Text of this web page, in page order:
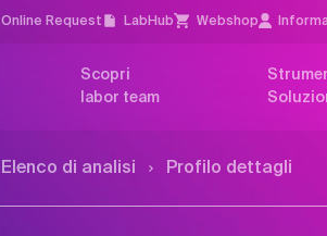
Online Request LabHub Webshop
Scopri
labor team
Elenco di analisi Profilo dettagli